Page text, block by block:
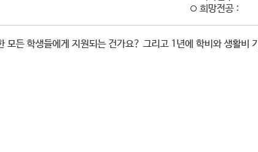
희망전공 :
모든 학생들에게 지원되는 건가요? 그리고 1년에 학비와 생활비